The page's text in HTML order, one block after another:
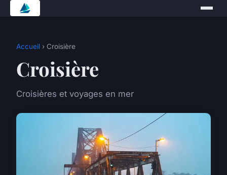
Accueil › Croisière
Croisière
Croisières et voyages en mer